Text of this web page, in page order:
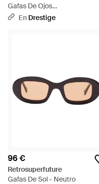
Gafas De Ojos
Numero153Black-0Sg Adulto -
En Drestige
96 €
Retrosuperfuture
Gafas De Sol - Neutro